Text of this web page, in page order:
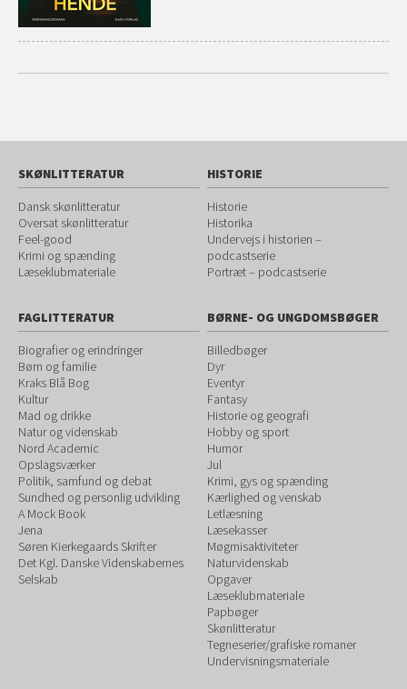
SKØNLITTERATUR
Dansk skønlitteratur
Oversat skønlitteratur
Feel-good
Krimi og spænding
Læseklubmateriale
HISTORIE
Historie
Historika
Undervejs i historien –
podcastserie
Portræt – podcastserie
FAGLITTERATUR
Biografier og erindringer
Børn og familie
Kraks Blå Bog
Kultur
Mad og drikke
Natur og videnskab
Nord Academic
Opslagsværker
Politik, samfund og debat
Sundhed og personlig udvikling
A Mock Book
Jena
Søren Kierkegaards Skrifter
Det Kgl. Danske Videnskabernes
Selskab
BØRNE- OG UNGDOMSBØGER
Billedbøger
Dyr
Eventyr
Fantasy
Historie og geografi
Hobby og sport
Humor
Jul
Krimi, gys og spænding
Kærlighed og venskab
Letlæsning
Læsekasser
Møgmisaktiviteter
Naturvidenskab
Opgaver
Læseklubmateriale
Papbøger
Skønlitteratur
Tegneserier/grafiske romaner
Undervisningsmateriale